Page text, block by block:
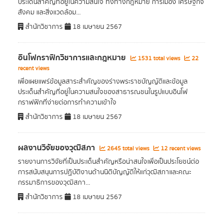
ประเด็นสำคัญที่อยู่ในความสนใจ ทั้งทางกฎหมาย การเมือง เศรษฐกิจ
สังคม และสิ่งแวดล้อม...
สำนักวิชาการ
18 เมษายน 2567
อินโฟกราฟิกวิชาการและกฎหมาย 1531 total views
22
recent views
เพื่อเผยแพร่ข้อมูลสาระสำคัญของร่างพระราชบัญญัติและข้อมูล
ประเด็นสำคัญที่อยู่ในความสนใจของสาธารณชนในรูปแบบอินโฟ
กราฟฟิกที่ง่ายต่อการทำความเข้าใจ
สำนักวิชาการ
18 เมษายน 2567
ผลงานวิจัยของวุฒิสภา 2645 total views 12 recent views
รายงานการวิจัยที่เป็นประเด็นสำคัญหรือน่าสนใจเพื่อเป็นประโยชน์ต่อ
การสนับสนุนการปฏิบัติงานด้านนิติบัญญัติให้แก่วุฒิสภาและคณะ
กรรมาธิการของวุฒิสภา...
สำนักวิชาการ
18 เมษายน 2567